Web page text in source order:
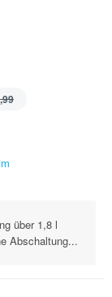
über 1,8 l
Abschaltung...